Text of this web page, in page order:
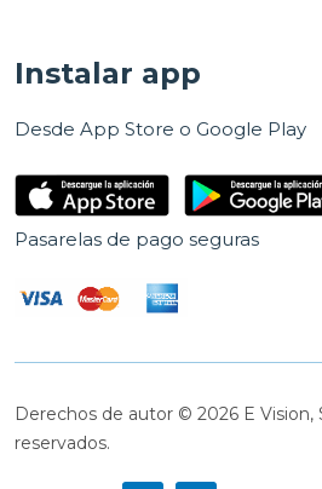
Instalar app
Desde App Store o Google Play
Pasarelas de pago seguras
Derechos de autor © 2026 E Vision,
reservados.